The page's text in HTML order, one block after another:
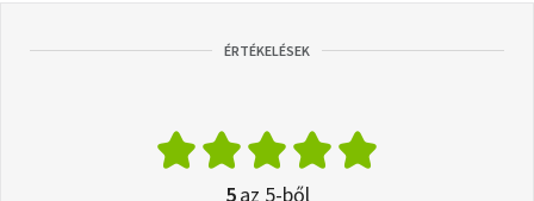
ÉRTÉKELÉSEK
5az 5-ből